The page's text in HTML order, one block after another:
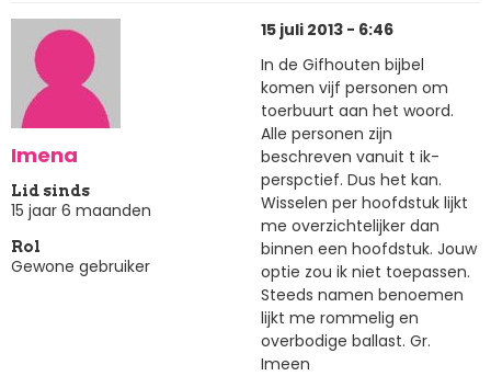
Imena
Lid sinds
15 jaar 6 maanden
Rol
Gewone gebruiker
15 juli 2013 - 6:46
In de Gifhouten bijbel
komen vijf personen om
toerbuurt aan het woord.
Alle personen zijn
beschreven vanuit t ik-
perspctief. Dus het kan.
Wisselen per hoofdstuk lijkt
me overzichtelijker dan
binnen een hoofdstuk. Jouw
optie zou ik niet toepassen.
Steeds namen benoemen
lijkt me rommelig en
overbodige ballast. Gr.
Imeen